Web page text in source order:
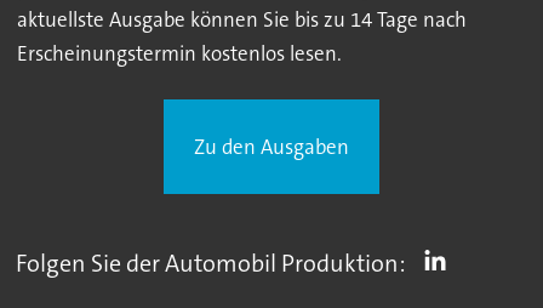
aktuellste Ausgabe können Sie bis zu 14 Tage nach
Erscheinungstermin kostenlos lesen.
Zu den Ausgaben
Folgen Sie der Automobil Produktion: